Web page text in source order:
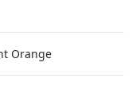
Orange